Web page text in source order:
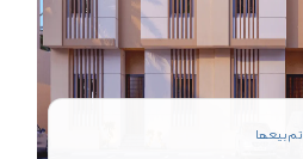
تم بيعها